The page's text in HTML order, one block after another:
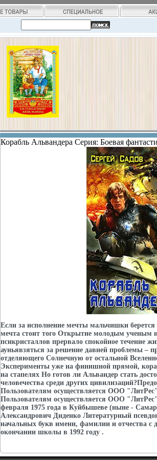
Корабль Альвандера Серия: Боевая
Если за исполнение мечты мальчишки
мечта стоит того Открытие молодым ученым
псикристаллов прервало спокойное течение
ауньявзяться за решение давней проблемы –
отделяющего Солнечную от остальной
Эксперименты уже на финишной прямой,
на стапелях Но готов ли Альвандер стать
человечества среди других
Пользователям осуществляется ООО
Пользователям осуществляется ООО
февраля 1975 года в Куйбышеве (ныне -
Александрович Диденко Литературный
начальных букв имени, фамилии и отчества с
окончании школы в 1992 году .